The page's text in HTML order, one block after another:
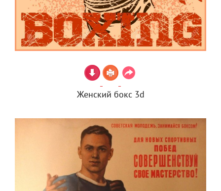
Женский бокс 3d